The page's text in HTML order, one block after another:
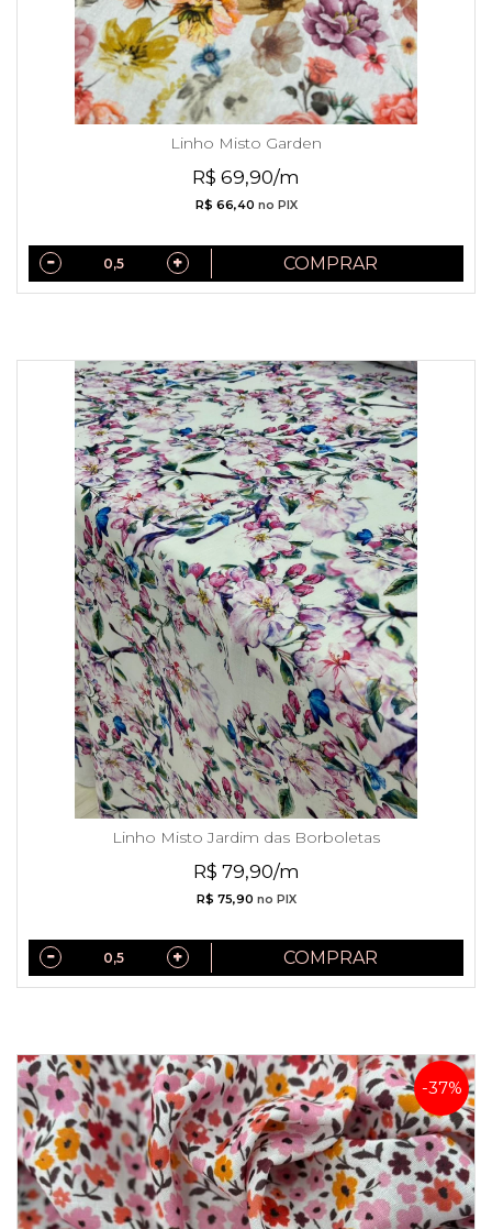
Linho Misto Garden
R$ 69,90/m
R$ 66,40 no PIX
COMPRAR
Linho Misto Jardim das Borboletas
R$ 79,90/m
R$ 75,90 no PIX
COMPRAR
-37%